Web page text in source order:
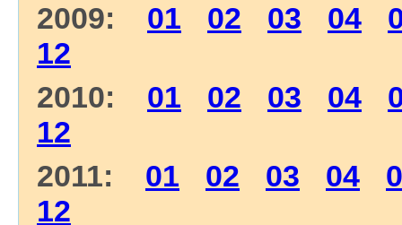
2009: 01 02 03 04
12
2010: 01 02 03 04
12
2011: 01 02 03 04
12